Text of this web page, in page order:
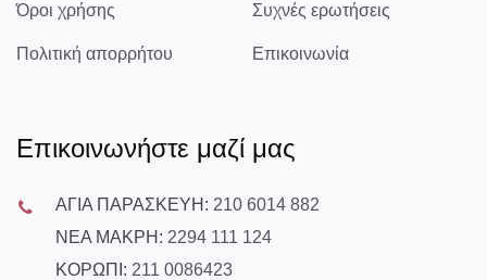
Όροι χρήσης
Πολιτική απορρήτου
Συχνές ερωτήσεις
Επικοινωνία
Επικοινωνήστε μαζί μας
ΑΓΙΑ ΠΑΡΑΣΚΕΥΗ: 210 6014 882
ΝΕΑ ΜΑΚΡΗ: 2294 111 124
ΚΟΡΩΠΙ: 211 0086423